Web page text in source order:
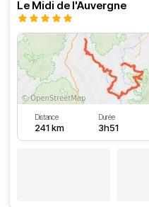
Le Midi de l'Auvergne
Distance
241 km
Durée
3h51